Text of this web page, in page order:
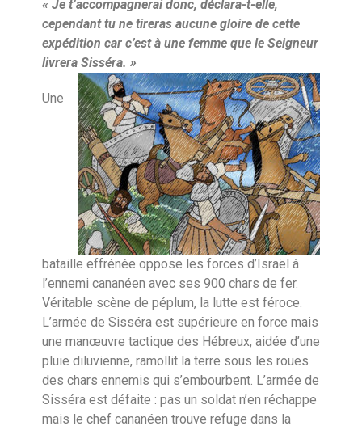
« Je t’accompagnerai donc, déclara-t-elle,
cependant tu ne tireras aucune gloire de cette
expédition car c’est à une femme que le Seigneur
livrera Sisséra. »
Une
bataille effrénée oppose les forces d’Israël à
l’ennemi cananéen avec ses 900 chars de fer.
Véritable scène de péplum, la lutte est féroce.
L’armée de Sisséra est supérieure en force mais
une manœuvre tactique des Hébreux, aidée d’une
pluie diluvienne, ramollit la terre sous les roues
des chars ennemis qui s’embourbent. L’armée de
Sisséra est défaite : pas un soldat n’en réchappe
mais le chef cananéen trouve refuge dans la